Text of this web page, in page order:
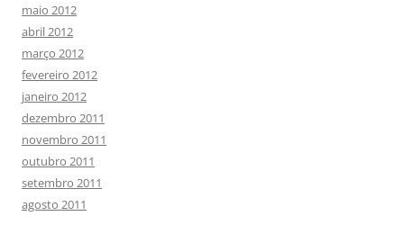
maio 2012
abril 2012
março 2012
fevereiro 2012
janeiro 2012
dezembro 2011
novembro 2011
outubro 2011
setembro 2011
agosto 2011